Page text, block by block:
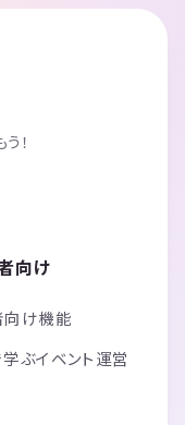
！
向け
向け機能
ぶイベント運営